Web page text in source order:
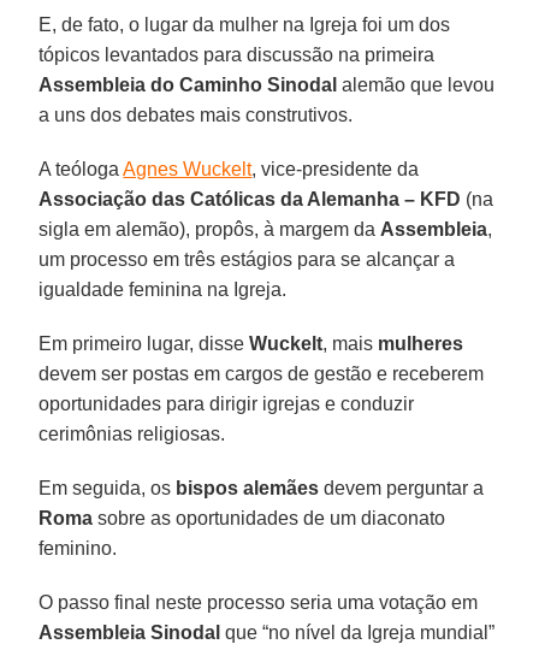
E, de fato, o lugar da mulher na Igreja foi um dos
tópicos levantados para discussão na primeira
Assembleia do Caminho Sinodal alemão que levou
a uns dos debates mais construtivos.
A teólogaAgnes Wuckelt, vice-presidente da
Associação das Católicas da Alemanha – KFD (na
sigla em alemão), propôs, à margem da Assembleia,
um processo em três estágios para se alcançar a
igualdade feminina na Igreja.
Em primeiro lugar, disseWuckelt, mais mulheres
devem ser postas em cargos de gestão e receberem
oportunidades para dirigir igrejas e conduzir
cerimônias religiosas.
Em seguida, os bispos alemães devem perguntar a
Roma sobre as oportunidades de um diaconato
feminino.
O passo final neste processo seria uma votação em
Assembleia Sinodal que “no nível da Igreja mundial”